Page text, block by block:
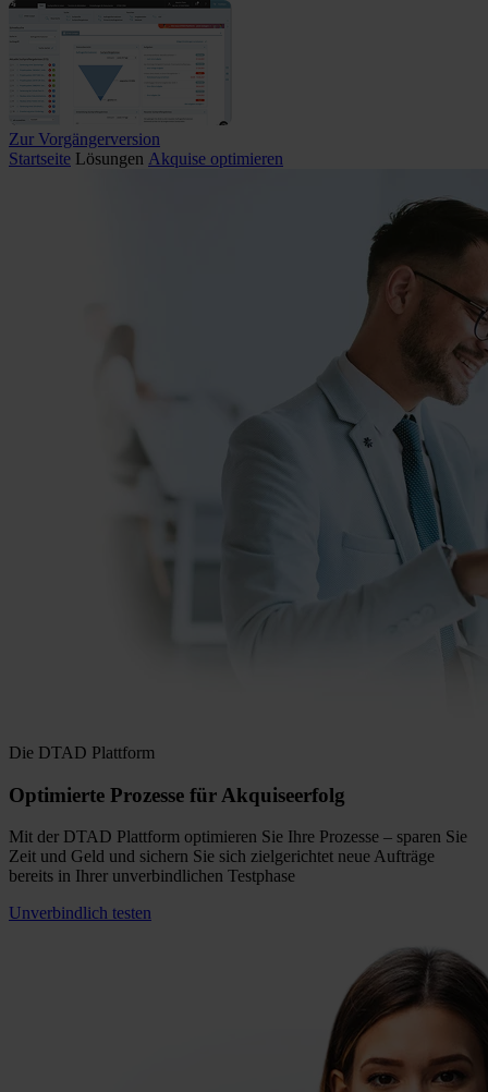
Zur Vorgängerversion
Startseite Lösungen Akquise optimieren
Die DTAD Plattform
Optimierte Prozesse für Akquiseerfolg
Mit der DTAD Plattform optimieren Sie Ihre Prozesse – sparen Sie
Zeit und Geld und sichern Sie sich zielgerichtet neue Aufträge
bereits in Ihrer unverbindlichen Testphase
Unverbindlich testen